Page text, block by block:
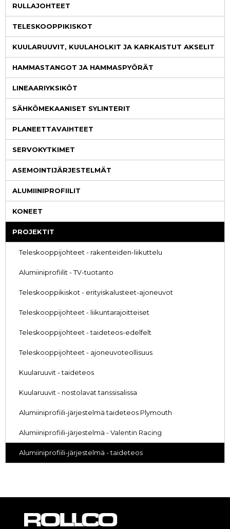
RULLAJOHTEET
TELESKOOPPIKISKOT
KUULARUUVIT, KUULAHOLKIT JA KARKAISTUT AKSELIT
HAMMASTANGOT JA HAMMASPYÖRÄT
LINEAARIYKSIKÖT
SÄHKÖMEKAANISET SYLINTERIT
PLANEETTAVAIHTEET
SERVOKYTKIMET
ASEMOINTIJÄRJESTELMÄT
ALUMIINIPROFIILIT
KONEET
PROJEKTIT
Teleskooppijohteet - rakenteiden-liikuttelu
Alumiiniprofiilit - TV-tuotanto
Teleskooppikiskot - erityiskalusteet-ajoneuvot
Teleskooppijohteet - liikuntarajoitteiset
Teleskooppijohteet - taideteos-edelfelt
Teleskooppijohteet - ajoneuvoteollisuus
Kuularuuvit - taideteos
Kuularuuvit - nostolavat tanssisalissa
Alumiiniprofiili-järjestelmä taideteos Plymouth
Alumiiniprofiili-järjestelmä - Valentin Racing
Alumiiniprofiili-järjestelmä - taideteos